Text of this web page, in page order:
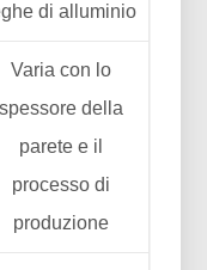
di alluminio
Varia con lo
spessore della
parete e il
processo di
produzione